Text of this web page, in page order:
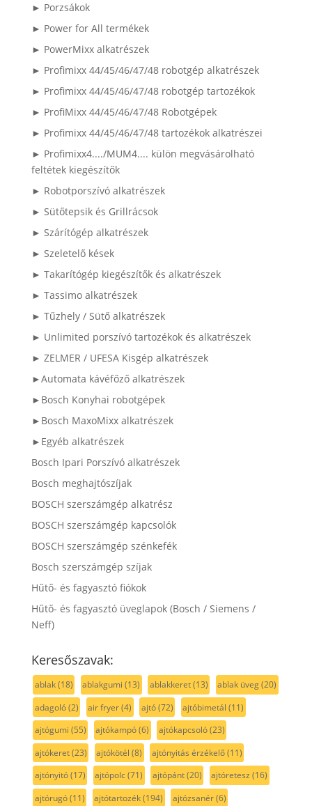
► Porzsákok
► Power for All termékek
► PowerMixx alkatrészek
► Profimixx 44/45/46/47/48 robotgép alkatrészek
► Profimixx 44/45/46/47/48 robotgép tartozékok
► ProfiMixx 44/45/46/47/48 Robotgépek
► Profimixx 44/45/46/47/48 tartozékok alkatrészei
► Profimixx4..../MUM4.... külön megvásárolható
feltétek kiegészítők
► Robotporszívó alkatrészek
► Sütőtepsik és Grillrácsok
► Szárítógép alkatrészek
► Szeletelő kések
► Takarítógép kiegészítők és alkatrészek
► Tassimo alkatrészek
► Tűzhely / Sütő alkatrészek
► Unlimited porszívó tartozékok és alkatrészek
► ZELMER / UFESA Kisgép alkatrészek
►Automata kávéfőző alkatrészek
►Bosch Konyhai robotgépek
►Bosch MaxoMixx alkatrészek
►Egyéb alkatrészek
Bosch Ipari Porszívó alkatrészek
Bosch meghajtószíjak
BOSCH szerszámgép alkatrész
BOSCH szerszámgép kapcsolók
BOSCH szerszámgép szénkefék
Bosch szerszámgép szíjak
Hűtő- és fagyasztó fiókok
Hűtő- és fagyasztó üveglapok (Bosch / Siemens /
Neff)
Keresőszavak:
ablak(18) ablakgumi (13) ablakkeret(13) ablak üveg(20)
adagoló(2) air fryer(4) ajtó(72) ajtóbimetál (11)
ajtógumi (55) ajtókampó(6) ajtókapcsoló(23)
ajtókeret(23) ajtókötél (8) ajtónyitás érzékelő(11)
ajtónyitó(17) ajtópolc(71) ajtópánt(20) ajtóretesz (16)
ajtórugó(11) ajtótartozék(194) ajtózsanér(6)